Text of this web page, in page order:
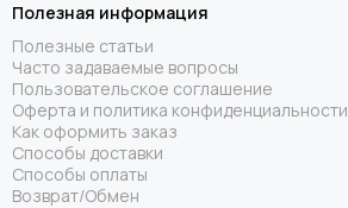
Полезная информация
Полезные статьи
Часто задаваемые вопросы
Пользовательское соглашение
Оферта и политика конфиденциальности
Как оформить заказ
Способы доставки
Способы оплаты
Возврат/Обмен